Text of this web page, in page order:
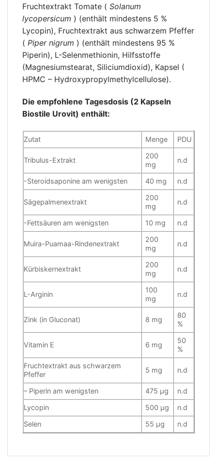
Fruchtextrakt Tomate ( Solanum
lycopersicum ) (enthält mindestens 5 %
Lycopin), Fruchtextrakt aus schwarzem Pfeffer
( Piper nigrum ) (enthält mindestens 95 %
Piperin), L-Selenmethionin, Hilfsstoffe
(Magnesiumstearat, Siliciumdioxid), Kapsel (
HPMC – Hydroxypropylmethylcellulose).
Die empfohlene Tagesdosis (2 Kapseln
Biostile Urovit) enthält:
Zutat Menge PDU
Tribulus-Extrakt
200
mg
n.d
-Steroidsaponine am wenigsten 40 mg n.d
Sägepalmenextrakt
200
mg
n.d
-Fettsäuren am wenigsten 10 mg n.d
Muira-Puamaa-Rindenextrakt
200
mg
n.d
Kürbiskernextrakt
200
mg
n.d
L-Arginin
100
mg
n.d
Zink (in Gluconat) 8 mg
80
%
Vitamin E 6 mg
50
%
Fruchtextrakt aus schwarzem
Pfeffer
5 mg n.d
– Piperin am wenigsten 475 µg
n.d
Lycopin
500 µg
n.d
Selen
55 µg n.d